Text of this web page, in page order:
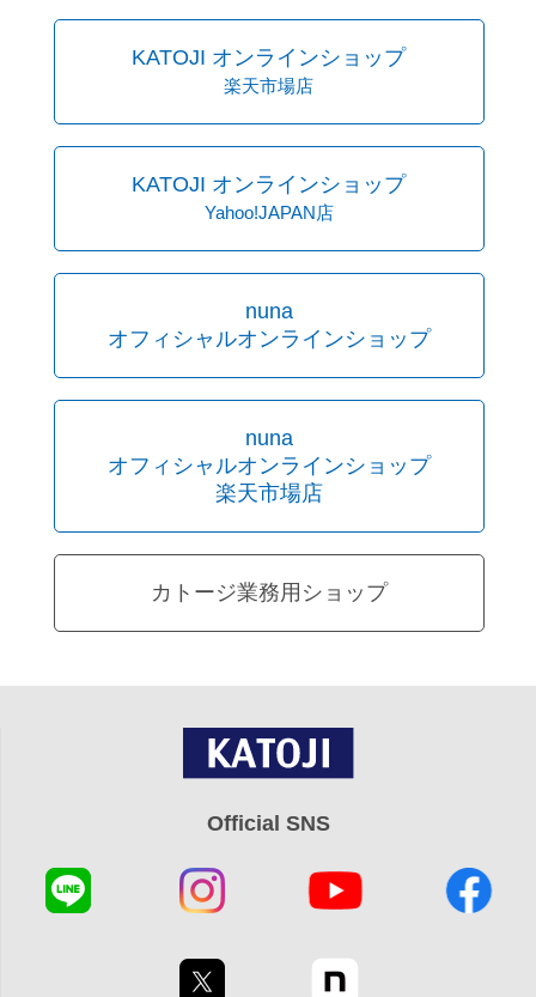
KATOJI オンラインショップ
楽天市場店
KATOJI オンラインショップ
Yahoo!JAPAN店
nuna
オフィシャルオンラインショップ
nuna
オフィシャルオンラインショップ
楽天市場店
カトージ業務用ショップ
Official SNS